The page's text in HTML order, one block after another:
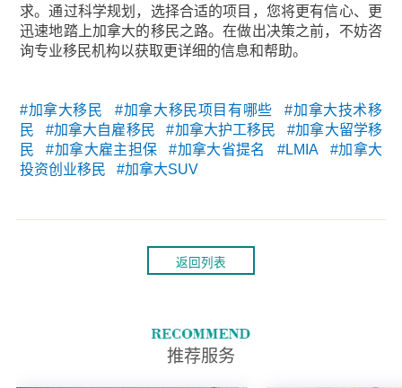
求。通过科学规划，选择合适的项目，您将更有信心、更
迅速地踏上加拿大的移民之路。在做出决策之前，不妨咨
询专业移民机构以获取更详细的信息和帮助。
#加拿大移民 #加拿大移民项目有哪些 #加拿大技术移
民 #加拿大自雇移民 #加拿大护工移民 #加拿大留学移
民 #加拿大雇主担保 #加拿大省提名 #LMIA #加拿大
投资创业移民 #加拿大SUV
返回列表
推荐服务